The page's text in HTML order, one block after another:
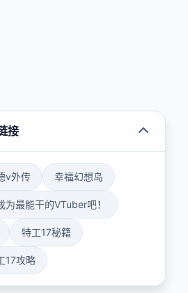
接
v外传 幸福幻想岛
为最能干的VTuber吧！
特工17秘籍
17攻略